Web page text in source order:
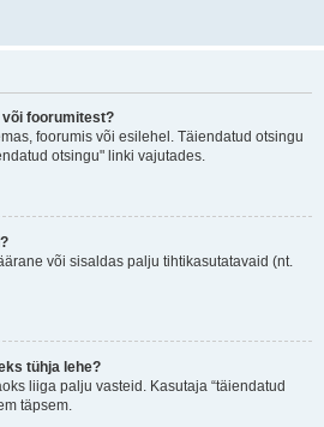
foorumitest?
foorumis või esilehel. Täiendatud otsingu
otsingu" linki vajutades.
või sisaldas palju tihtikasutatavaid (nt.
tühja lehe?
liiga palju vasteid. Kasutaja “täiendatud
täpsem.